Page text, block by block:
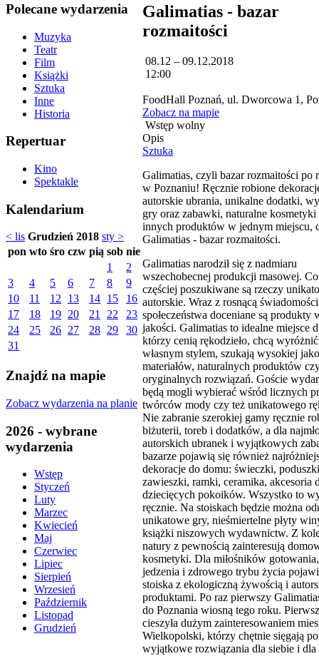
Polecane wydarzenia
Muzyka
Teatr
Film
Książki
Sztuka
Inne
Historia
Repertuar
Kino
Spektakle
Kalendarium
< lis Grudzień 2018 sty >
pon wto śro czw pią sob nie
1
2
3
4 5 6 7 8
9
10
11 12 13 14 15
16
17
18 19 20 21 22
23
24
25 26 27 28 29
30
31
Znajdź na mapie
Zobacz wydarzenia na planie
2026 - wybrane
wydarzenia
Wstęp
Styczeń
Luty
Marzec
Kwiecień
Maj
Czerwiec
Lipiec
Sierpień
Wrzesień
Październik
Listopad
Grudzień
Galimatias - bazar
rozmaitości
08.12 – 09.12.2018
12:00
FoodHall Poznań, ul. Dworcowa 1,
Zobacz na mapie
Wstęp wolny
Opis
Sztuka
Galimatias, czyli bazar rozmaitości po
w Poznaniu! Ręcznie robione
autorskie ubrania, unikalne dodatki,
gry oraz zabawki, naturalne
innych produktów w jednym miejscu,
Galimatias - bazar rozmaitości.
Galimatias narodził się z nadmiaru
wszechobecnej produkcji masowej.
częściej poszukiwane są rzeczy
autorskie. Wraz z rosnącą
społeczeństwa doceniane są produkty
jakości. Galimatias to idealne miejsce
którzy cenią rękodzieło, chcą
własnym stylem, szukają wysokiej
materiałów, naturalnych produktów
oryginalnych rozwiązań. Goście
będą mogli wybierać wśród licznych
twórców mody czy też unikatowego
Nie zabranie szerokiej gamy ręcznie
biżuterii, toreb i dodatków, a dla
autorskich ubranek i wyjątkowych
bazarze pojawią się również
dekoracje do domu: świeczki,
zawieszki, ramki, ceramika, akcesoria
dziecięcych pokoików. Wszystko to
ręcznie. Na stoiskach będzie można
unikatowe gry, nieśmiertelne płyty
książki niszowych wydawnictw. Z
natury z pewnością zainteresują
kosmetyki. Dla miłośników
jedzenia i zdrowego trybu życia
stoiska z ekologiczną żywością i
produktami. Po raz pierwszy
do Poznania wiosną tego roku.
cieszyła dużym zainteresowaniem
Wielkopolski, którzy chętnie sięgają po
wyjątkowe rozwiązania dla siebie i dla